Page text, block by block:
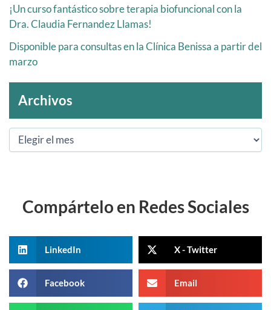
¡Un curso fantástico sobre terapia biofuncional con la
Dra. Claudia Fernandez Llamas!
Disponible para consultas en la Clínica Benissa a partir del
marzo
Archivos
Compártelo en Redes Sociales
LinkedIn X - Twitter
Facebook Email